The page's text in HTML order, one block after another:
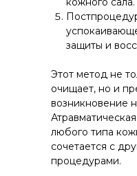
защиты и
Этот метод не
очищает, но и
возникновение
любого типа
сочетается с
процедурами.